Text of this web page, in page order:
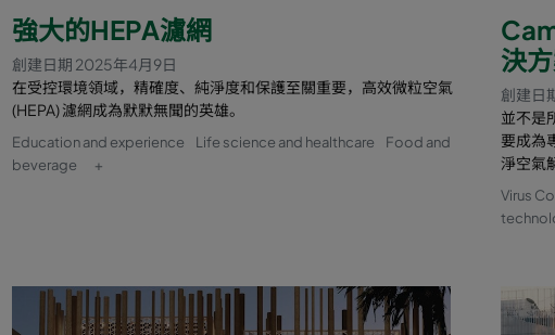
強大的HEPA濾網
創建日期 2025年4月9日
在受控環境領域，精確度、純淨度和保護至關重要，高效微粒空氣
(HEPA) 濾網成為默默無聞的英雄。
Education and experience Life science and healthcare
Food and
beverage
+
決
創建日
並不是
要成為
淨空氣
Virus